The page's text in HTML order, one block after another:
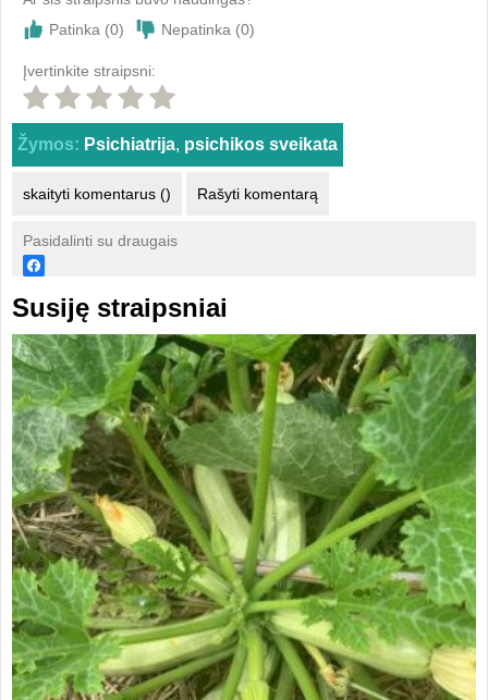
Patinka (0) Nepatinka (0)
Įvertinkite straipsni:
Žymos: Psichiatrija, psichikos sveikata
skaityti komentarus () Rašyti komentarą
Pasidalinti su draugais
Susiję straipsniai